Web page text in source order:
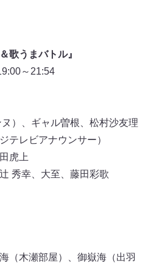
歌うまバトル』
～21:54
）、ギャル曽根、松村沙友理
テレビアナウンサー）
虎上
秀幸、大至、藤田彩歌
（木瀬部屋）、御嶽海（出羽